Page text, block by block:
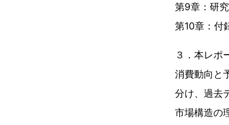
第9章：研究
第10章：付
３．本レポ
消費動向と
分け、過去
市場構造の